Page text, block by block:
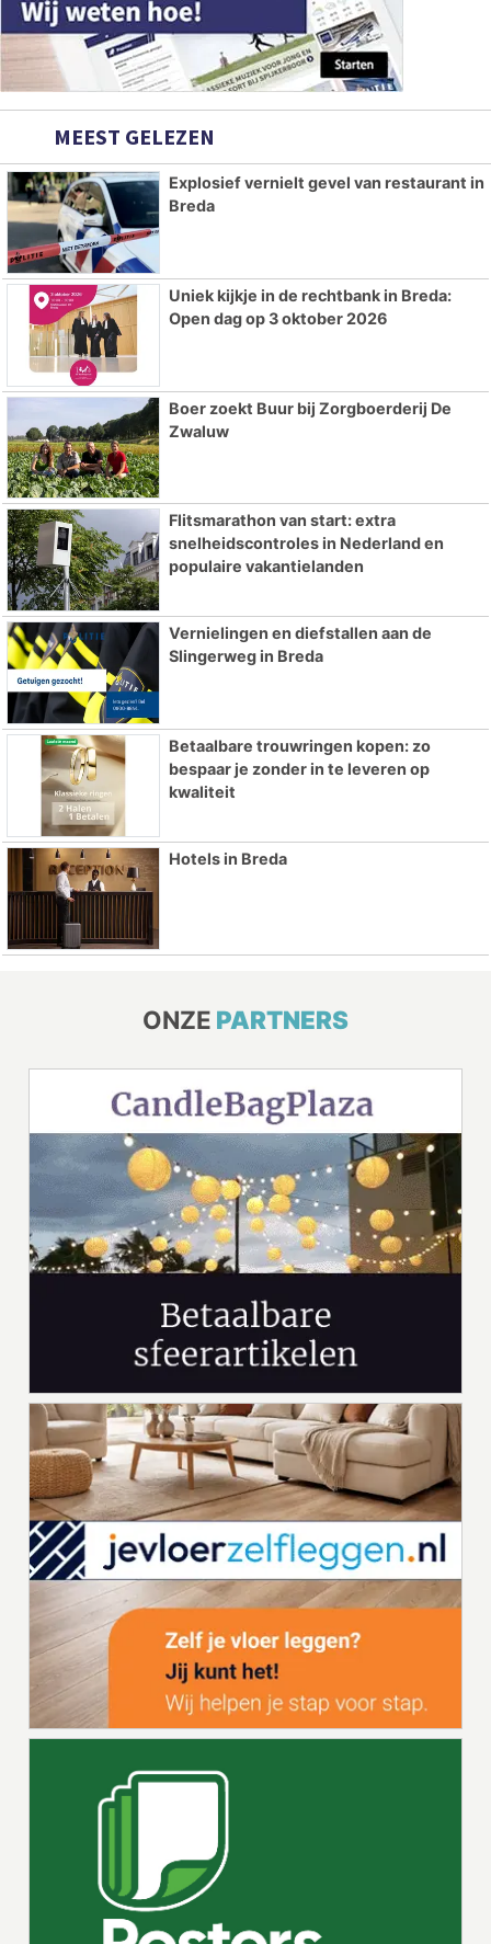
MEEST GELEZEN
Explosief vernielt gevel van restaurant in
Breda
Uniek kijkje in de rechtbank in Breda:
Open dag op 3 oktober 2026
Boer zoekt Buur bij Zorgboerderij De
Zwaluw
Flitsmarathon van start: extra
snelheidscontroles in Nederland en
populaire vakantielanden
Vernielingen en diefstallen aan de
Slingerweg in Breda
Betaalbare trouwringen kopen: zo
bespaar je zonder in te leveren op
kwaliteit
Hotels in Breda
ONZE PARTNERS